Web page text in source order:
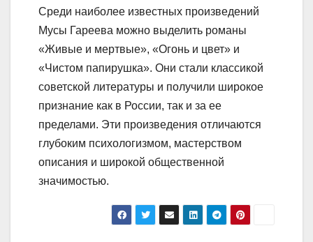
Среди наиболее известных произведений
Мусы Гареева можно выделить романы
«Живые и мертвые», «Огонь и цвет» и
«Чистом папирушка». Они стали классикой
советской литературы и получили широкое
признание как в России, так и за ее
пределами. Эти произведения отличаются
глубоким психологизмом, мастерством
описания и широкой общественной
значимостью.